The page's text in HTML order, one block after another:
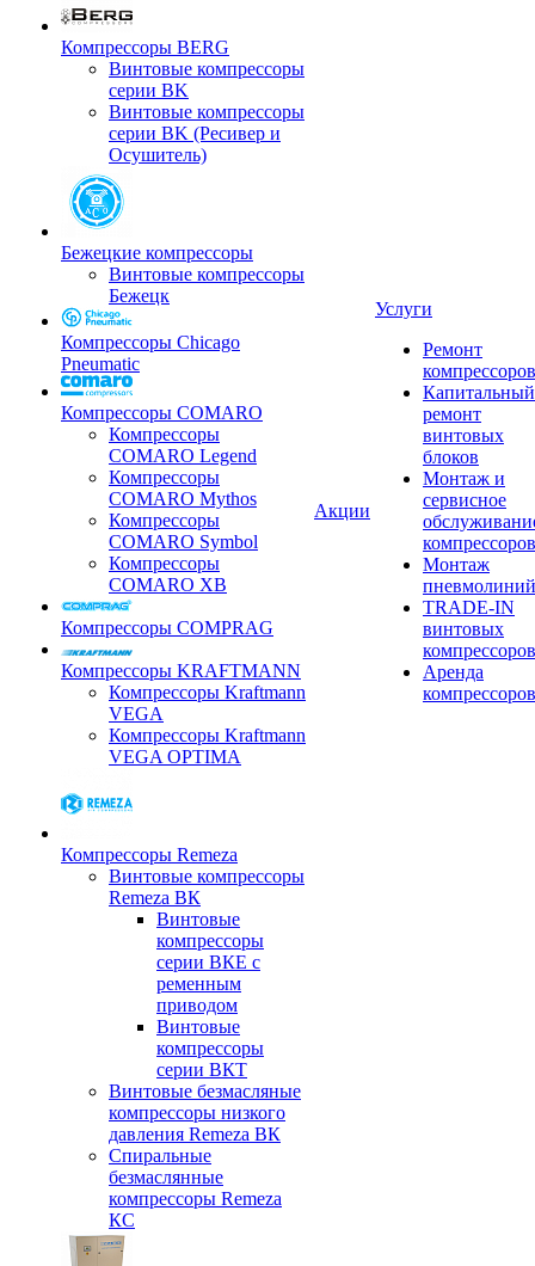
Компрессоры BERG
Винтовые компрессоры
серии BK
Винтовые компрессоры
серии BK (Ресивер и
Осушитель)
Бежецкие компрессоры
Винтовые компрессоры
Бежецк
Компрессоры Chicago
Pneumatic
Компрессоры COMARO
Компрессоры
COMARO Legend
Компрессоры
COMARO Mythos
Компрессоры
COMARO Symbol
Компрессоры
COMARO XB
Компрессоры COMPRAG
Компрессоры KRAFTMANN
Компрессоры Kraftmann
VEGA
Компрессоры Kraftmann
VEGA OPTIMA
Компрессоры Remeza
Винтовые компрессоры
Remeza ВК
Винтовые
компрессоры
серии ВКЕ с
ременным
приводом
Винтовые
компрессоры
серии ВКТ
Винтовые безмасляные
компрессоры низкого
давления Remeza ВК
Спиральные
безмаслянные
компрессоры Remeza
КС
Акции
Услуги
Ремонт
компрессоров
Капитальный
ремонт
винтовых
блоков
Монтаж и
сервисное
компрессоров
Монтаж
пневмолиний
TRADE-IN
винтовых
компрессоров
Аренда
компрессоров